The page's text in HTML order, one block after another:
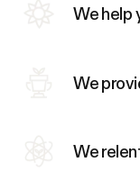
We help
We
We